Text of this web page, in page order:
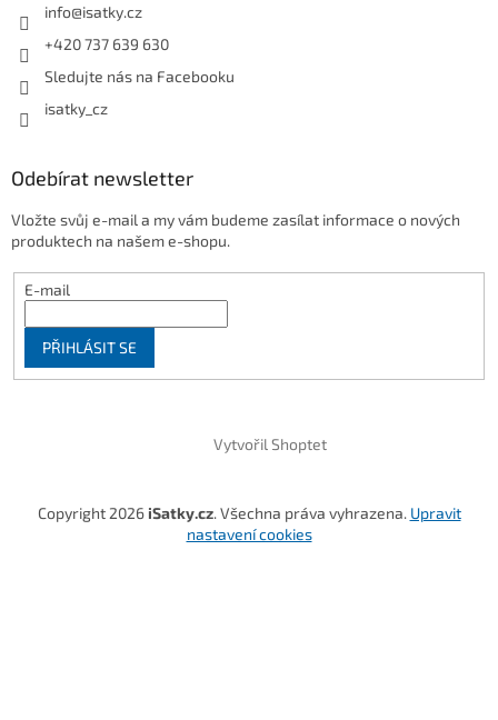
info@isatky.cz
+420 737 639 630
Sledujte nás na Facebooku
isatky_cz
Odebírat newsletter
Vložte svůj e-mail a my vám budeme zasílat informace o nových
produktech na našem e-shopu.
E-mail
PŘIHLÁSIT SE
Vytvořil Shoptet
Copyright 2026 iSatky.cz. Všechna práva vyhrazena. Upravit
nastavení cookies